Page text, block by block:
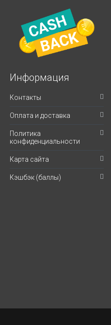
Информация
Контакты
Оплата и доставка
Политика
конфиденциальности
Карта сайта
Кэшбэк (баллы)